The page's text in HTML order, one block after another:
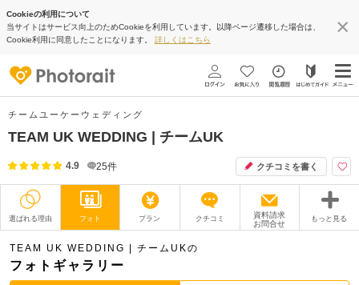
Cookieの利用について
当サイトはサービス向上のためCookieを利用しています。以降ページ遷移した場合は、
Cookie利用に同意したことになります。 詳しくはこちら
チームユーケーウェディング
TEAM UK WEDDING | チームUK
4.9 25件 クチコミを書く
選ばれる理由 フォト プラン クチコミ
資料請求
お問合せ
もっと見る
撮影レポート
衣装 ムービー
TEAM UK WEDDING | チームUKの
フォトギャラリー